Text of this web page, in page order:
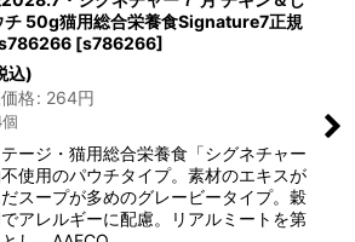
チ 50g猫用総合栄養食Signature7正規
[s786266]
込)
格: 264円
ージ・猫用総合栄養食「シグネチャー
不使用のパウチタイプ。素材のエキスが
スープが多めのグレービータイプ。穀
アレルギーに配慮。リアルミートを第